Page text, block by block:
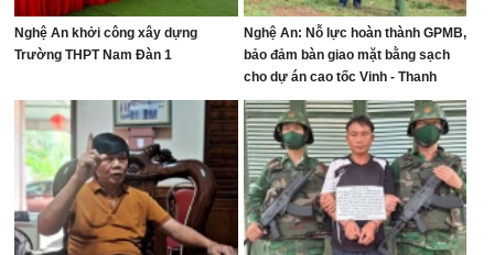
Nghệ An khởi công xây dựng
Trường THPT Nam Đàn 1
Nghệ An: Nỗ lực hoàn thành GPMB,
bảo đảm bàn giao mặt bằng sạch
cho dự án cao tốc Vinh - Thanh
Thủy